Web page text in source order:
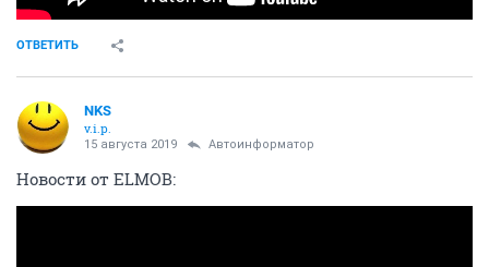
ОТВЕТИТЬ
NKS
v.i.p.
15 августа 2019 Автоинформатор
Новости от ELMOB: